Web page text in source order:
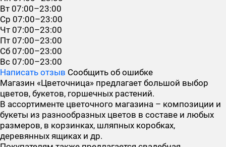
Вт 07:00–23:00
Ср 07:00–23:00
Чт 07:00–23:00
Пт 07:00–23:00
Сб 07:00–23:00
Вс 07:00–23:00
Написать отзыв Сообщить об ошибке
Магазин «Цветочница» предлагает большой выбор
цветов, букетов, горшечных растений.
В ассортименте цветочного магазина – композиции и
букеты из разнообразных цветов в составе и любых
размеров, в корзинках, шляпных коробках,
деревянных ящиках и др.